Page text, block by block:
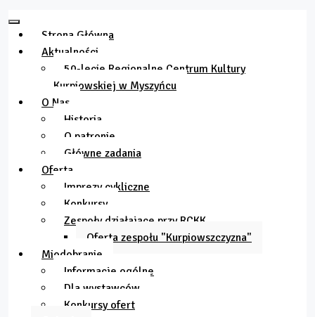
Strona Główna
Aktualności
50-lecie Regionalne Centrum Kultury
Kurpiowskiej w Myszyńcu
O Nas
Historia
O patronie
Główne zadania
Oferta
Imprezy cykliczne
Konkursy
Zespoły działające przy RCKK
Oferta zespołu "Kurpiowszczyzna"
Miodobranie
Informacje ogólne
Dla wystawców
Konkursy ofert